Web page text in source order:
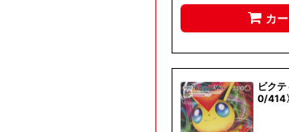
カ
ビク
0/414